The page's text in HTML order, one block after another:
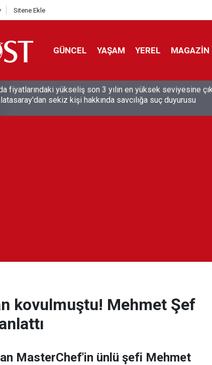
Sitene Ekle
GÜNCEL YAŞAM YEREL MAGAZİN
sekiz kişi hakkında savcılığa suç duyurusu
kovulmuştu! Mehmet Şef
MasterChef'in ünlü şefi Mehmet